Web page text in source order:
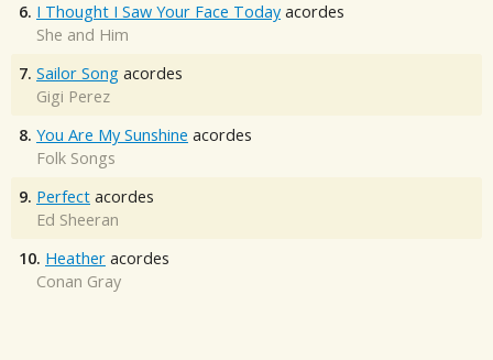
6. I Thought I Saw Your Face Today acordes
She and Him
7. Sailor Song acordes
Gigi Perez
8. You Are My Sunshine acordes
Folk Songs
9. Perfect acordes
Ed Sheeran
10. Heather acordes
Conan Gray